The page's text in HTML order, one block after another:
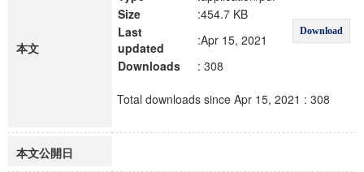
本文
Download
Size
:454.7 KB
Last
updated
:Apr 15, 2021
Downloads
: 308
Total downloads since Apr 15, 2021 : 308
本文公開日